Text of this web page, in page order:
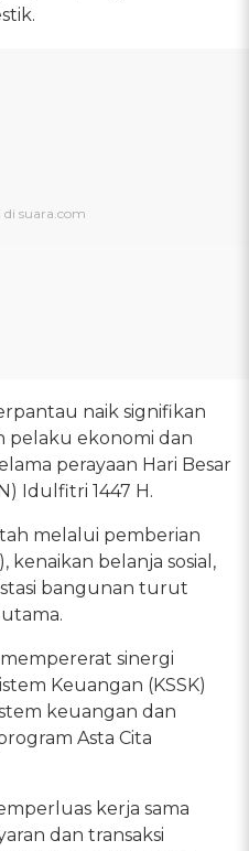
naik signifikan
pelaku ekonomi dan
perayaan Hari Besar
Idulfitri 1447 H.
melalui pemberian
kenaikan belanja sosial,
bangunan turut
sinergi
Keuangan (KSSK)
keuangan dan
Asta Cita
kerja sama
dan transaksi